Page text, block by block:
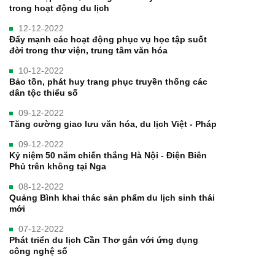
trong hoạt động du lịch
12-12-2022
Đẩy mạnh các hoạt động phục vụ học tập suốt
đời trong thư viện, trung tâm văn hóa
10-12-2022
Bảo tồn, phát huy trang phục truyền thống các
dân tộc thiểu số
09-12-2022
Tăng cường giao lưu văn hóa, du lịch Việt - Pháp
09-12-2022
Kỷ niệm 50 năm chiến thắng Hà Nội - Điện Biên
Phủ trên không tại Nga
08-12-2022
Quảng Bình khai thác sản phẩm du lịch sinh thái
mới
07-12-2022
Phát triển du lịch Cần Thơ gắn với ứng dụng
công nghệ số